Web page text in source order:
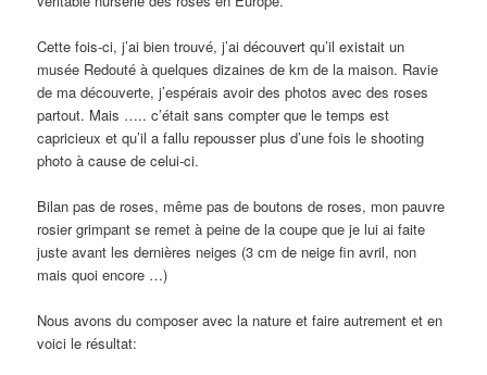
Cette fois-ci, j’ai bien trouvé, j’ai découvert qu’il existait un
musée Redouté à quelques dizaines de km de la maison. Ravie
de ma découverte, j’espérais avoir des photos avec des roses
partout. Mais ….. c’était sans compter que le temps est
capricieux et qu’il a fallu repousser plus d’une fois le shooting
photo à cause de celui-ci.
Bilan pas de roses, même pas de boutons de roses, mon pauvre
rosier grimpant se remet à peine de la coupe que je lui ai faite
juste avant les dernières neiges (3 cm de neige fin avril, non
mais quoi encore …)
Nous avons du composer avec la nature et faire autrement et en
voici le résultat: